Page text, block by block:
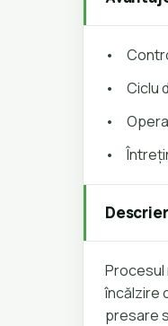
•
•
Ciclu
•
•
Procesul
încălzire
presare